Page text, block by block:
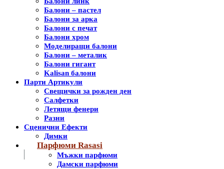
Балони – пастел
Балони за арка
Балони с печат
Балони хром
Моделиращи балони
Балони – металик
Балони гигант
Kalisan балони
Парти Артикули
Свещички за рожден ден
Салфетки
Летящи фенери
Разни
Сценични Ефекти
Димки
Парфюми Rasasi
Мъжки парфюми
Дамски парфюми